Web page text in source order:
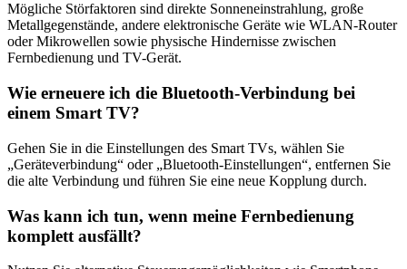
Mögliche Störfaktoren sind direkte Sonneneinstrahlung, große
Metallgegenstände, andere elektronische Geräte wie WLAN-Router
oder Mikrowellen sowie physische Hindernisse zwischen
Fernbedienung und TV-Gerät.
Wie erneuere ich die Bluetooth-Verbindung bei
einem Smart TV?
Gehen Sie in die Einstellungen des Smart TVs, wählen Sie
„Geräteverbindung“ oder „Bluetooth-Einstellungen“, entfernen Sie
die alte Verbindung und führen Sie eine neue Kopplung durch.
Was kann ich tun, wenn meine Fernbedienung
komplett ausfällt?